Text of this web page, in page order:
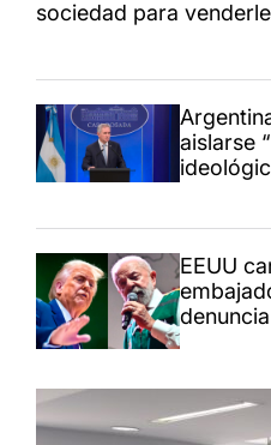
sociedad para
aislarse
EEUU